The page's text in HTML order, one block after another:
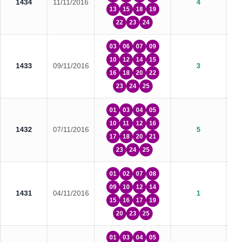
1434 11/11/2016
13
15 18
19
22
23 24
4
1433 09/11/2016
03 06 07
09
10
12 14
15
16
18 20
22
23
24 25
3
1432 07/11/2016
01 03 04
05
10
11 12
16
17
18 20
21
23
24 25
5
1431 04/11/2016
01 02 07
08
09
10 12
14
15
16 17
19
20
23 25
1
01 03 04
05